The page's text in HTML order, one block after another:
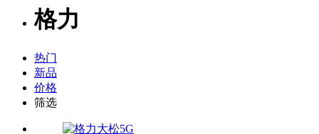
格力
热门
新品
价格
筛选